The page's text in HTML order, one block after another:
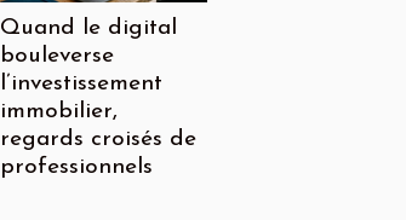
Quand le digital
bouleverse
l’investissement
immobilier,
regards croisés de
professionnels